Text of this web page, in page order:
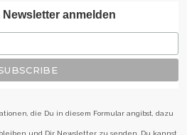
anmelden
die Du in diesem Formular angibst, dazu
und Dir Newsletter zu senden. Du kannst